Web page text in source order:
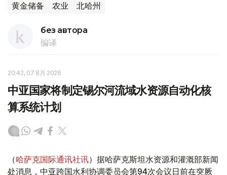
黄金储备 农业 北哈州
без автора
编译
20:42, 07 8月 2026
中亚国家将制定锡尔河流域水资源自动化核
算系统计划
（哈萨克国际通讯社讯）据哈萨克斯坦水资源和灌溉部新闻
处消息，中亚跨国水利协调委员会第94次会议日前在突厥